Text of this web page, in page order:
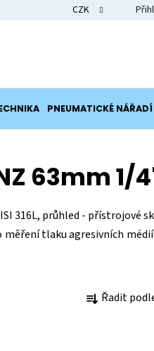
CZK
PNEUMATICKÉ NÁŘADÍ
63mm 1/
316L, průhled - přístrojové
tlaku agresivních médií
a Řadit